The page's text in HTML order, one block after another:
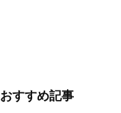
おすすめ記事